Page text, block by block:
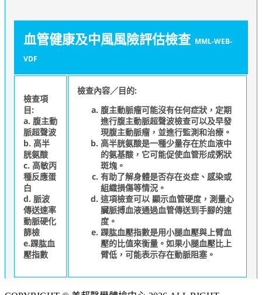
血管健康及中風風險評估檢查 MML-WEB-
VDF
檢查項
目:
a. 腹主動
脈超聲波
b. 高半
胱氨酸
c. 高敏丙
種反應蛋
白
d. 脈波
傳送速率
動脈硬化
篩檢
e.踝肱血
壓指數
檢查內容／目的:
腹主動脈瘤可能沒有任何症狀，定期
進行腹主動脈超聲波檢查可以及早發
現腹主動脈瘤，並進行監測和治療。
高半胱氨酸是一種少量存在於血液中
的氨基酸，它可能促使血管形成粥狀
斑塊。
有助了解身體是否存在炎症、感染或
組織損傷等情況。
這項檢查可以 顯示血管硬度，測量心
臟脈搏血液通過血管傳送到手腳的速
度。
踝肱血壓指數是用小腿血壓與上臂血
壓的比值來衡量。如果小腿血壓比上
臂低，可能表示存在動脈阻塞。